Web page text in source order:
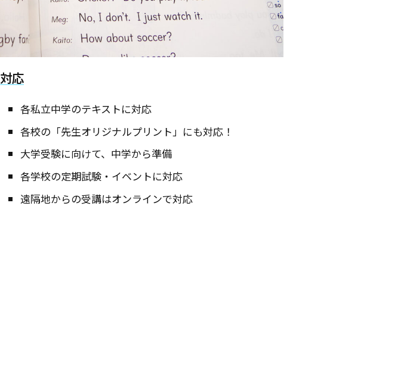
対応
各私立中学のテキストに対応
各校の「先生オリジナルプリント」にも対応！
大学受験に向けて、中学から準備
各学校の定期試験・イベントに対応
遠隔地からの受講はオンラインで対応